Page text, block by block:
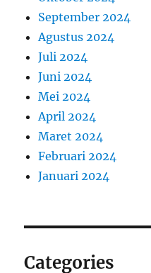
September 2024
Agustus 2024
Juli 2024
Juni 2024
Mei 2024
April 2024
Maret 2024
Februari 2024
Januari 2024
Categories